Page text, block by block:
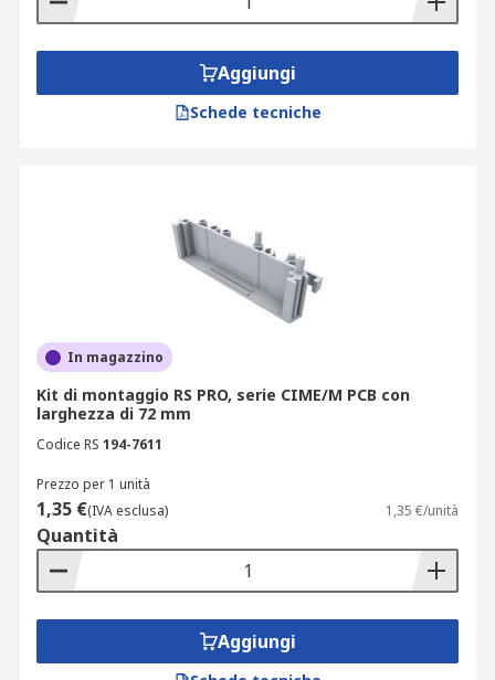
Aggiungi
Schede tecniche
In magazzino
Kit di montaggio RS PRO, serie CIME/M PCB con
larghezza di 72 mm
Codice RS 194-7611
Prezzo per 1 unità
1,35 €(IVA esclusa) 1,35 €/unità
Quantità
Aggiungi